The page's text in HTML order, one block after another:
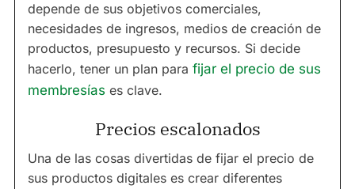
depende de sus objetivos comerciales,
necesidades de ingresos, medios de creación de
productos, presupuesto y recursos. Si decide
hacerlo, tener un plan para fijar el precio de sus
membresías es clave.
Precios escalonados
Una de las cosas divertidas de fijar el precio de
sus productos digitales es crear diferentes